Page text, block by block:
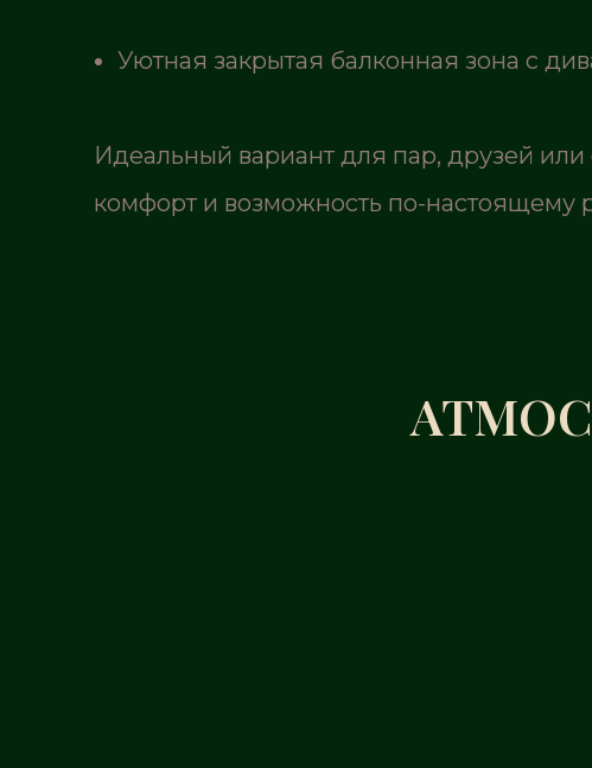
Уютная закрытая балконная зона с
Идеальный вариант для пар, друзей
комфорт и возможность по-настоящему